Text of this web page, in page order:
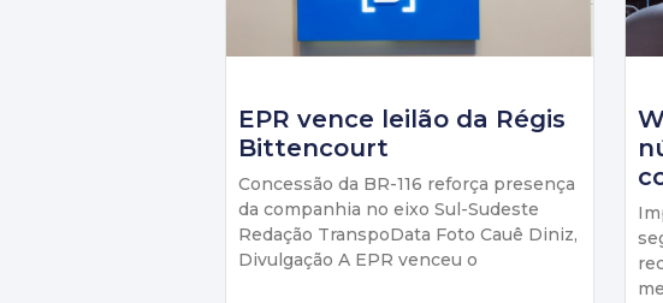
EPR vence leilão da Régis
Bittencourt
Concessão da BR-116 reforça presença
da companhia no eixo Sul-Sudeste
Redação TranspoData Foto Cauê Diniz,
Divulgação A EPR venceu o